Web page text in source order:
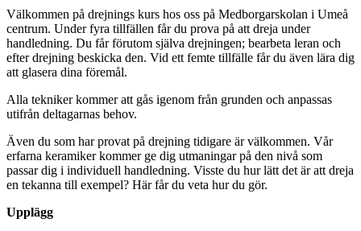
Välkommen på drejnings kurs hos oss på Medborgarskolan i Umeå
centrum. Under fyra tillfällen får du prova på att dreja under
handledning. Du får förutom själva drejningen; bearbeta leran och
efter drejning beskicka den. Vid ett femte tillfälle får du även lära dig
att glasera dina föremål.
Alla tekniker kommer att gås igenom från grunden och anpassas
utifrån deltagarnas behov.
Även du som har provat på drejning tidigare är välkommen. Vår
erfarna keramiker kommer ge dig utmaningar på den nivå som
passar dig i individuell handledning. Visste du hur lätt det är att dreja
en tekanna till exempel? Här får du veta hur du gör.
Upplägg